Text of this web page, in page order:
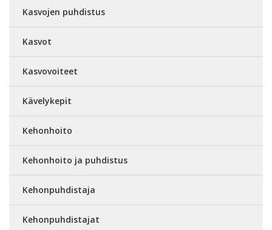
Kasvojen puhdistus
Kasvot
Kasvovoiteet
Kävelykepit
Kehonhoito
Kehonhoito ja puhdistus
Kehonpuhdistaja
Kehonpuhdistajat